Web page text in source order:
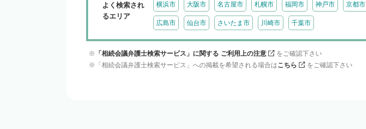
よく検索され
るエリア
横浜市 大阪市 名古屋市 札幌市 福岡市 神戸市 京都市
広島市 仙台市 さいたま市 川崎市 千葉市
「相続会議弁護士検索サービス」に関する ご利用上の注意
をご確認下さい
「相続会議弁護士検索サービス」への掲載を希望される場合はこちら をご確認下さい